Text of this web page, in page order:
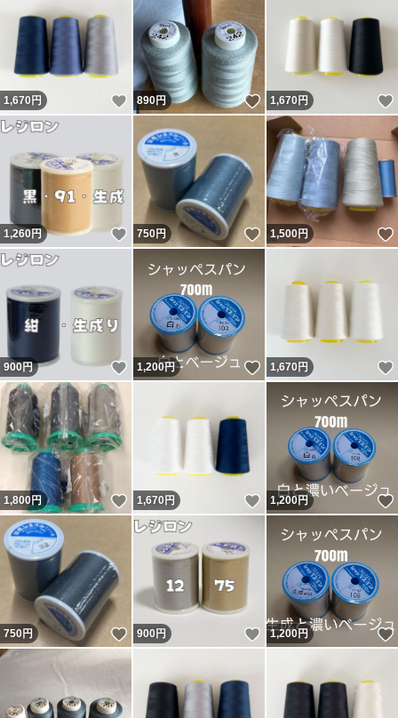
1,670 円 いいね！
890円 いいね！
1,670円
1,260円 いいね！
750円 いいね！
1,500円
900円 いいね！
1,200円 いいね！
1,670円
1,800円 いいね！
1,670 円 いいね！
1,200円
750円 いいね！
900円 いいね！
1,200円